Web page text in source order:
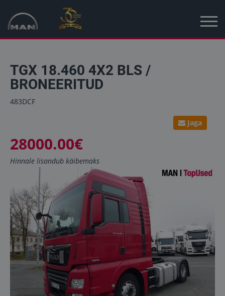
Kampaania
Uued sõidukid
Uudised
MAN Truck & Bus Eesti
MAN Topused Euroopa
Töökojad
Kontakt
TGX 18.460 4X2 BLS /
BRONEERITUD
483DCF
Jaga
28000.00€
Hinnale lisandub käibemaks